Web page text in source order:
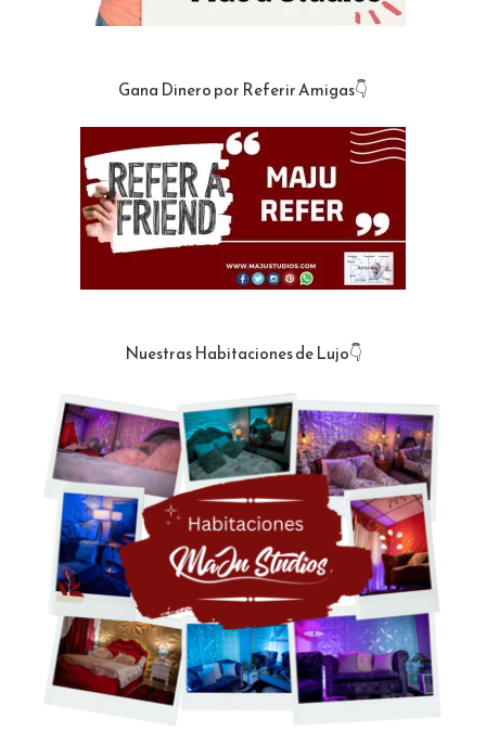
Gana Dinero por Referir Amigas👇
Nuestras Habitaciones de Lujo👇